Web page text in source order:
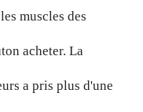
muscles des
acheter. La
a pris plus d'une